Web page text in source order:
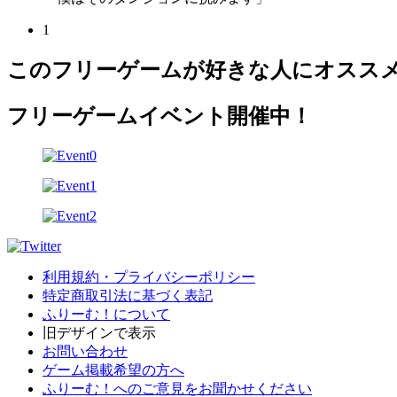
1
このフリーゲームが好きな人にオスス
フリーゲームイベント開催中！
利用規約・プライバシーポリシー
特定商取引法に基づく表記
ふりーむ！について
旧デザインで表示
お問い合わせ
ゲーム掲載希望の方へ
ふりーむ！へのご意見をお聞かせください